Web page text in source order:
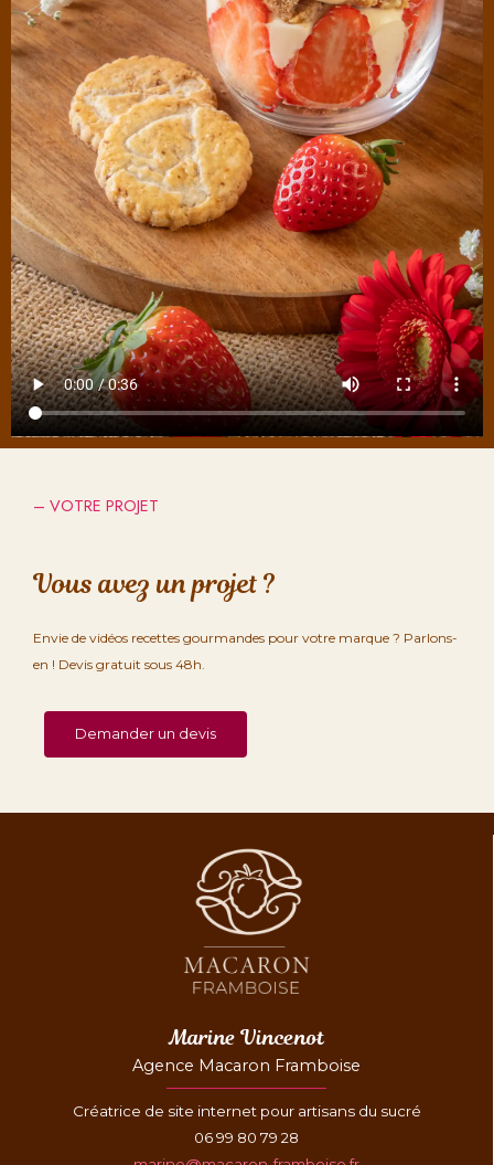
– VOTRE PROJET
Vous avez un projet ?
Envie de vidéos recettes gourmandes pour votre marque ? Parlons-
en ! Devis gratuit sous 48h.
Demander un devis
Marine Vincenot
Agence Macaron Framboise
Créatrice de site internet pour artisans du sucré
06 99 80 79 28